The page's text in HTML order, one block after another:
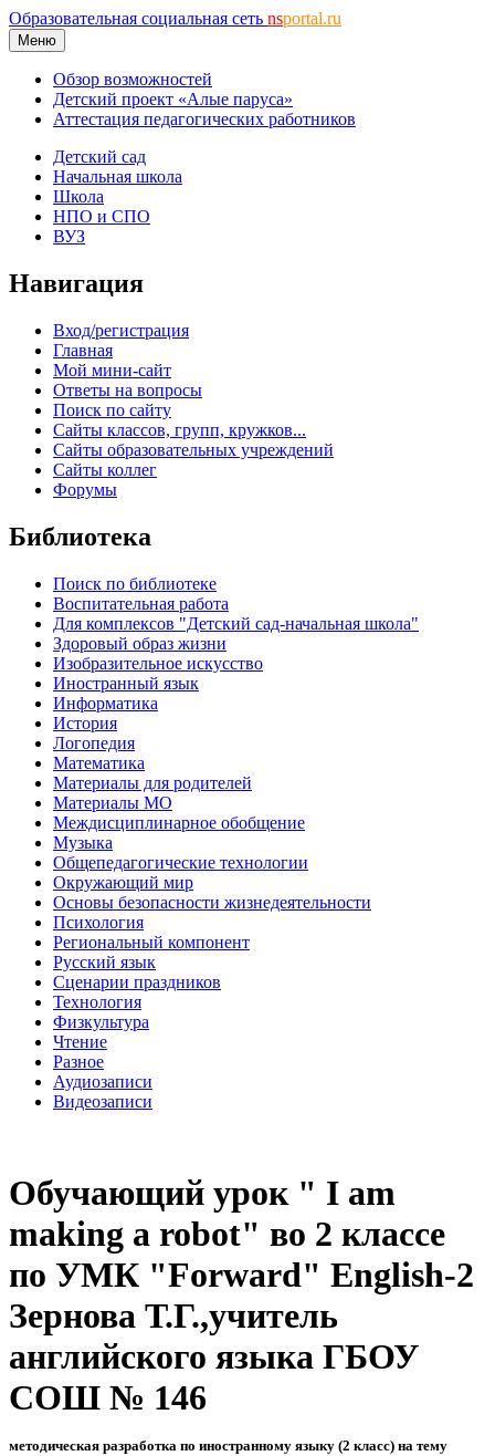
Образовательная социальная сеть nsportal.ru
Меню
Обзор возможностей
Детский проект «Алые паруса»
Аттестация педагогических работников
Детский сад
Начальная школа
Школа
НПО и СПО
ВУЗ
Навигация
Вход/регистрация
Главная
Мой мини-сайт
Ответы на вопросы
Поиск по сайту
Сайты классов, групп, кружков...
Сайты образовательных учреждений
Сайты коллег
Форумы
Библиотека
Поиск по библиотеке
Воспитательная работа
Для комплексов "Детский сад-начальная школа"
Здоровый образ жизни
Изобразительное искусство
Иностранный язык
Информатика
История
Логопедия
Математика
Материалы для родителей
Материалы МО
Междисциплинарное обобщение
Музыка
Общепедагогические технологии
Окружающий мир
Основы безопасности жизнедеятельности
Психология
Региональный компонент
Русский язык
Сценарии праздников
Технология
Физкультура
Чтение
Разное
Аудиозаписи
Видеозаписи
Обучающий урок " I am
making a robot" во 2 классе
по УМК "Forward" English-2
Зернова Т.Г.,учитель
английского языка ГБОУ
СОШ № 146
методическая разработка по иностранному языку (2 класс) на тему